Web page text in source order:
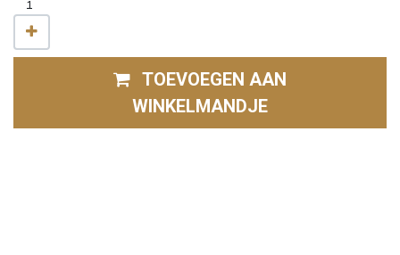
TOEVOEGEN AAN
WINKELMANDJE